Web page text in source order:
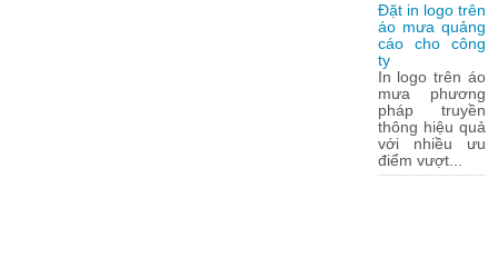
Đặt in logo trên
áo mưa quảng
cáo cho công
ty
In logo trên áo
mưa phương
pháp truyền
thông hiệu quả
với nhiều ưu
điểm vượt...